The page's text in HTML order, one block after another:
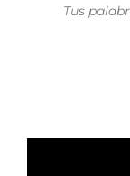
Tus